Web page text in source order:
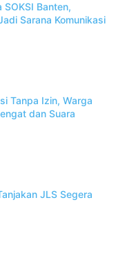
Banten,
Sarana Komunikasi
Tanpa Izin, Warga
dan Suara
JLS Segera